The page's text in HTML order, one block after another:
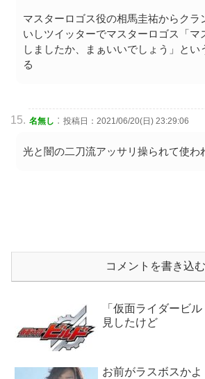
マスターロゴス役の相馬圭祐からクラ
いしツイッターでマスターロゴス「マ
しましたか、まぁいいでしょう」とい
る
名無し : 投稿日：2021/06/20(日) 23:29:06
光と闇の二刀流アッサリ操られて使わ
コメントを書き込む
「仮面ライダービ
見したけど
お前がラスボスか